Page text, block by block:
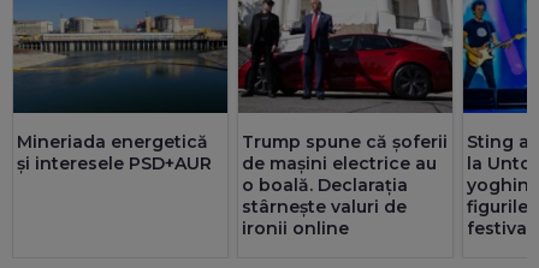
Mineriada energetică
și interesele PSD+AUR
Trump spune că șoferii
de mașini electrice au
o boală. Declarația
stârnește valuri de
ironii online
Sting a
la
yoghin
figurile